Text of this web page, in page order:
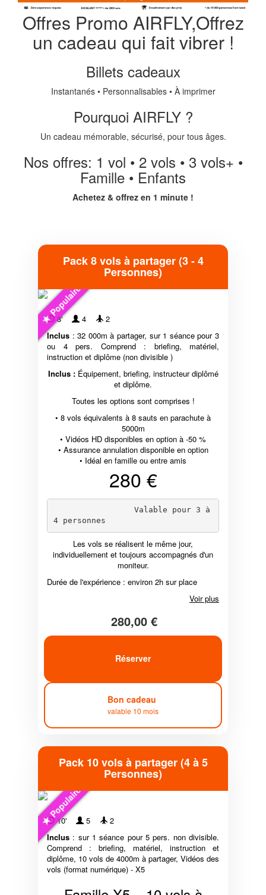
Offres Promo AIRFLY,Offrez
un cadeau qui fait vibrer !
Billets cadeaux
Instantanés • Personnalisables • À imprimer
Pourquoi AIRFLY ?
Un cadeau mémorable, sécurisé, pour tous âges.
Nos offres: 1 vol • 2 vols • 3 vols+ •
Famille • Enfants
Achetez & offrez en 1 minute !
Pack 8 vols à partager (3 - 4
Personnes)
Populaire
8' 4
2
Inclus : 32 000m à partager, sur 1 séance pour 3
ou 4 pers. Comprend : briefing, matériel,
instruction et diplôme (non divisible )
Inclus :Équipement, briefing, instructeur diplômé
et diplôme.
Toutes les options sont comprises !
• 8 vols équivalents à 8 sauts en parachute à
5000m
• Vidéos HD disponibles en option à -50 %
• Assurance annulation disponible en option
• Idéal en famille ou entre amis
280 €
Les vols se réalisent le même jour,
individuellement et toujours accompagnés d'un
moniteur.
Durée de l'expérience : environ 2h sur place
Voir plus
280,00 €
Réserver
Bon cadeau
valable 10 mois
Pack 10 vols à partager (4 à 5
Personnes)
Populaire
10' 5
2
Inclus : sur 1 séance pour 5 pers. non divisible.
Comprend : briefing, matériel, instruction et
diplôme, 10 vols de 4000m à partager, Vidéos des
vols (format numérique) - X5